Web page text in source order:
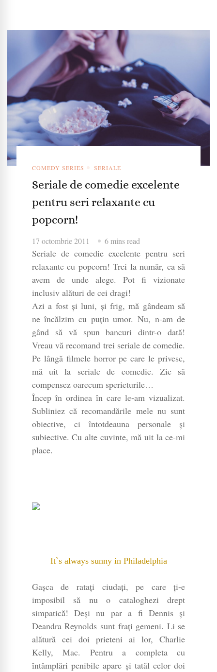
COMEDY SERIES SERIALE
Seriale de comedie excelente
pentru seri relaxante cu
popcorn!
17 octombrie 2011 6 mins read
Seriale de comedie excelente pentru seri
relaxante cu popcorn! Trei la număr, ca să
avem de unde alege. Pot fi vizionate
inclusiv alături de cei dragi!
Azi a fost și luni, și frig, mă gândeam să
ne încălzim cu puțin umor. Nu, n-am de
gând să vă spun bancuri dintr-o dată!
Vreau vă recomand trei seriale de comedie.
Pe lângă filmele horror pe care le privesc,
mă uit la seriale de comedie. Zic să
compensez oarecum sperieturile…
Încep în ordinea în care le-am vizualizat.
Subliniez că recomandările mele nu sunt
obiective, ci întotdeauna personale și
subiective. Cu alte cuvinte, mă uit la ce-mi
place.
It`s always sunny in Philadelphia
Gașca de ratați ciudați, pe care ți-e
imposibil să nu o cataloghezi drept
simpatică! Deși nu par a fi Dennis și
Deandra Reynolds sunt frați gemeni. Li se
alătură cei doi prieteni ai lor, Charlie
Kelly, Mac. Pentru a completa cu
întâmplări penibile apare și tatăl celor doi